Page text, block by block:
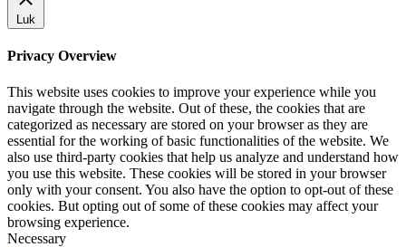
Luk
Privacy Overview
This website uses cookies to improve your experience while you
navigate through the website. Out of these, the cookies that are
categorized as necessary are stored on your browser as they are
essential for the working of basic functionalities of the website. We
also use third-party cookies that help us analyze and understand how
you use this website. These cookies will be stored in your browser
only with your consent. You also have the option to opt-out of these
cookies. But opting out of some of these cookies may affect your
browsing experience.
Necessary